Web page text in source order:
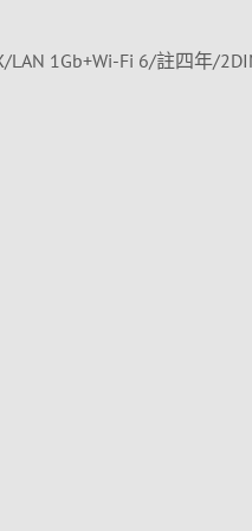
LAN 1Gb+Wi-Fi 6/註四年/